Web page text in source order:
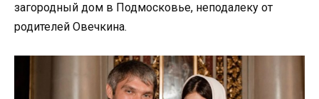
загородный дом в Подмосковье, неподалеку от
родителей Овечкина.